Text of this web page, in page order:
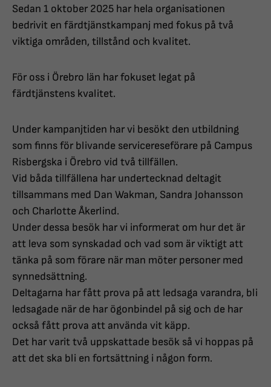
Sedan 1 oktober 2025 har hela organisationen
bedrivit en färdtjänstkampanj med fokus på två
viktiga områden, tillstånd och kvalitet.
För oss i Örebro län har fokuset legat på
färdtjänstens kvalitet.
Under kampanjtiden har vi besökt den utbildning
som finns för blivande servicereseförare på Campus
Risbergska i Örebro vid två tillfällen.
Vid båda tillfällena har undertecknad deltagit
tillsammans med Dan Wakman, Sandra Johansson
och Charlotte Åkerlind.
Under dessa besök har vi informerat om hur det är
att leva som synskadad och vad som är viktigt att
tänka på som förare när man möter personer med
synnedsättning.
Deltagarna har fått prova på att ledsaga varandra, bli
ledsagade när de har ögonbindel på sig och de har
också fått prova att använda vit käpp.
Det har varit två uppskattade besök så vi hoppas på
att det ska bli en fortsättning i någon form.